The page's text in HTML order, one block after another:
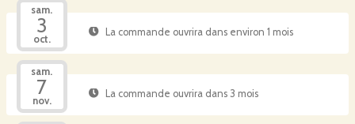
sam.
3
oct.
La commande ouvrira dans environ 1 mois
sam.
7
nov.
La commande ouvrira dans 3 mois